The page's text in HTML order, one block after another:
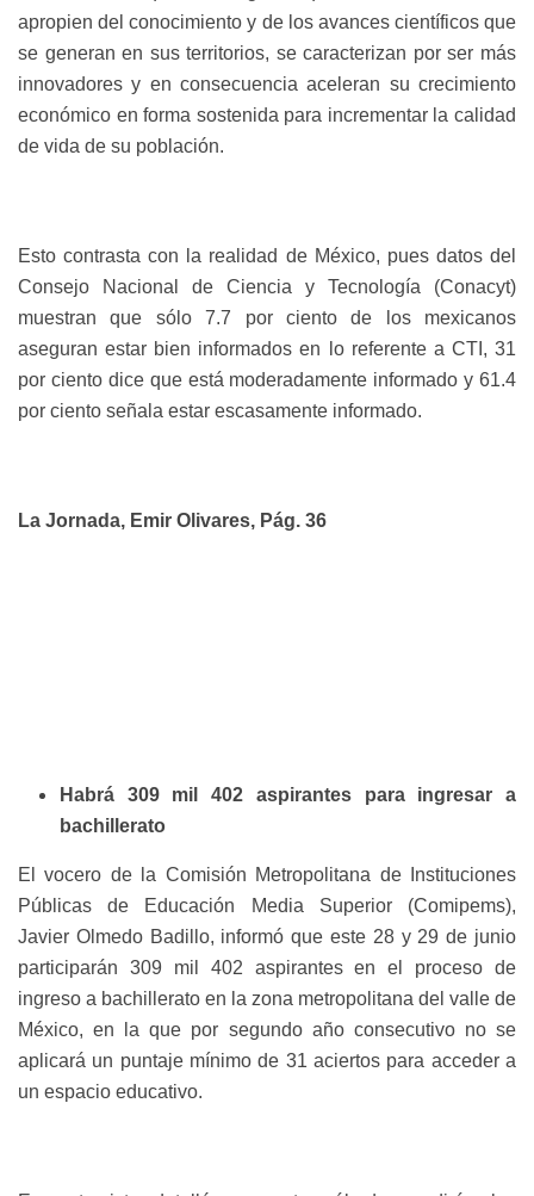
apropien del conocimiento y de los avances científicos que
se generan en sus territorios, se caracterizan por ser más
innovadores y en consecuencia aceleran su crecimiento
económico en forma sostenida para incrementar la calidad
de vida de su población.
Esto contrasta con la realidad de México, pues datos del
Consejo Nacional de Ciencia y Tecnología (Conacyt)
muestran que sólo 7.7 por ciento de los mexicanos
aseguran estar bien informados en lo referente a CTI, 31
por ciento dice que está moderadamente informado y 61.4
por ciento señala estar escasamente informado.
La Jornada, Emir Olivares, Pág. 36
Habrá 309 mil 402 aspirantes para ingresar a
bachillerato
El vocero de la Comisión Metropolitana de Instituciones
Públicas de Educación Media Superior (Comipems),
Javier Olmedo Badillo, informó que este 28 y 29 de junio
participarán 309 mil 402 aspirantes en el proceso de
ingreso a bachillerato en la zona metropolitana del valle de
México, en la que por segundo año consecutivo no se
aplicará un puntaje mínimo de 31 aciertos para acceder a
un espacio educativo.